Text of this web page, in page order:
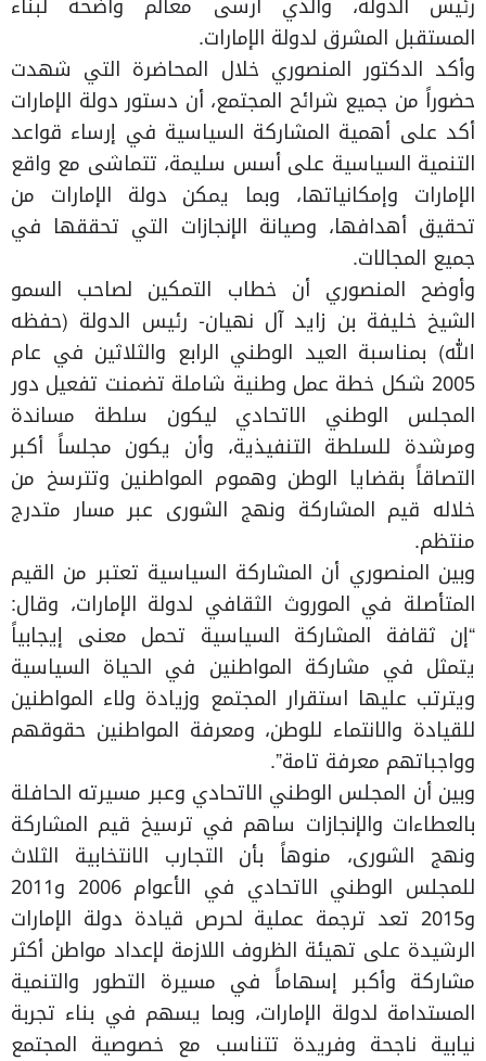
المستقبل المشرق لدولة الإمارات.
وأكد الدكتور المنصوري خلال المحاضرة التي شهدت
حضوراً من جميع شرائح المجتمع، أن دستور دولة الإمارات
أكد على أهمية المشاركة السياسية في إرساء قواعد
التنمية السياسية على أسس سليمة، تتماشى مع واقع
الإمارات وإمكانياتها، وبما يمكن دولة الإمارات من
تحقيق أهدافها، وصيانة الإنجازات التي تحققها في
جميع المجالات.
وأوضح المنصوري أن خطاب التمكين لصاحب السمو
الشيخ خليفة بن زايد آل نهيان- رئيس الدولة (حفظه
الله) بمناسبة العيد الوطني الرابع والثلاثين في عام
2005 شكل خطة عمل وطنية شاملة تضمنت تفعيل دور
المجلس الوطني الاتحادي ليكون سلطة مساندة
ومرشدة للسلطة التنفيذية، وأن يكون مجلساً أكبر
التصاقاً بقضايا الوطن وهموم المواطنين وتترسخ من
خلاله قيم المشاركة ونهج الشورى عبر مسار متدرج
منتظم.
وبين المنصوري أن المشاركة السياسية تعتبر من القيم
المتأصلة في الموروث الثقافي لدولة الإمارات، وقال:
“إن ثقافة المشاركة السياسية تحمل معنى إيجابياً
يتمثل في مشاركة المواطنين في الحياة السياسية
ويترتب عليها استقرار المجتمع وزيادة ولاء المواطنين
للقيادة والانتماء للوطن، ومعرفة المواطنين حقوقهم
وواجباتهم معرفة تامة”.
وبين أن المجلس الوطني الاتحادي وعبر مسيرته الحافلة
بالعطاءات والإنجازات ساهم في ترسيخ قيم المشاركة
ونهج الشورى، منوهاً بأن التجارب الانتخابية الثلاث
للمجلس الوطني الاتحادي في الأعوام 2006 و2011
و2015 تعد ترجمة عملية لحرص قيادة دولة الإمارات
الرشيدة على تهيئة الظروف اللازمة لإعداد مواطن أكثر
مشاركة وأكبر إسهاماً في مسيرة التطور والتنمية
المستدامة لدولة الإمارات، وبما يسهم في بناء تجربة
نيابية ناجحة وفريدة تتناسب مع خصوصية المجتمع